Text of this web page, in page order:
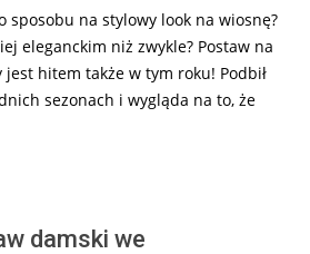
sposobu na stylowy look na wiosnę?
eleganckim niż zwykle? Postaw na
jest hitem także w tym roku! Podbił
sezonach i wygląda na to, że
damski we